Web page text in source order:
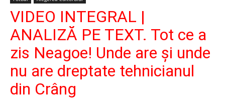
VIDEO INTEGRAL |
ANALIZĂ PE TEXT. Tot ce a
zis Neagoe! Unde are și unde
nu are dreptate tehnicianul
din Crâng